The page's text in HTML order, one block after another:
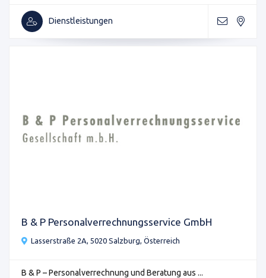
Dienstleistungen
B & P Personalverrechnungsservice GmbH
Lasserstraße 2A, 5020 Salzburg, Österreich
B & P – Personalverrechnung und Beratung aus ...